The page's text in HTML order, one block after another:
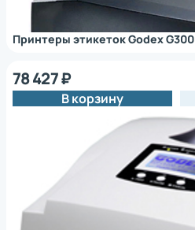
Принтеры этикеток Godex G300
78 427 ₽
В корзину